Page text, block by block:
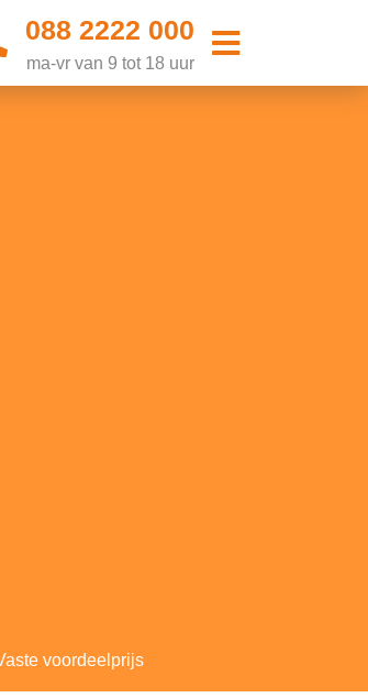
088 2222 000
ma-vr van 9 tot 18 uur
voordeelprijs